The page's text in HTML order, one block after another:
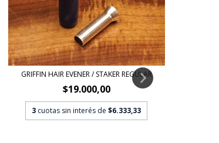
GRIFFIN HAIR EVENER / STAKER REGULAR
$19.000,00
3 cuotas sin interés de$6.333,33